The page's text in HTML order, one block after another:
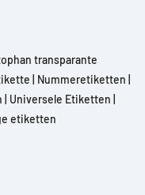
transparante
Nummeretiketten
Universele Etiketten
etiketten